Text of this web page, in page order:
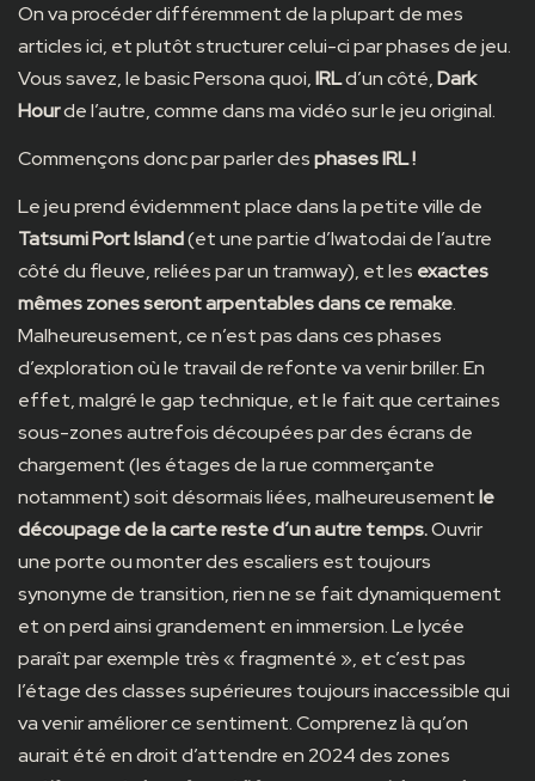
On va procéder différemment de la plupart de mes
articles ici, et plutôt structurer celui-ci par phases de jeu.
Vous savez, le basic Persona quoi,IRLd’un côté,Dark
Hourde l’autre, comme dans ma vidéo sur le jeu original.
Commençons donc par parler desphases IRL !
Le jeu prend évidemment place dans la petite ville de
Tatsumi Port Island(et une partie d’Iwatodai de l’autre
côté du fleuve, reliées par un tramway), et les exactes
mêmes zones seront arpentables dans ce remake.
Malheureusement, ce n’est pas dans ces phases
d’exploration où le travail de refonte va venir briller. En
effet, malgré le gap technique, et le fait que certaines
sous-zones autrefois découpées par des écrans de
chargement (les étages de la rue commerçante
notamment) soit désormais liées, malheureusementle
découpage de la carte reste d’un autre temps.Ouvrir
une porte ou monter des escaliers est toujours
synonyme de transition, rien ne se fait dynamiquement
et on perd ainsi grandement en immersion. Le lycée
paraît par exemple très « fragmenté », et c’est pas
l’étage des classes supérieures toujours inaccessible qui
va venir améliorer ce sentiment. Comprenez là qu’on
aurait été en droit d’attendre en 2024 des zones